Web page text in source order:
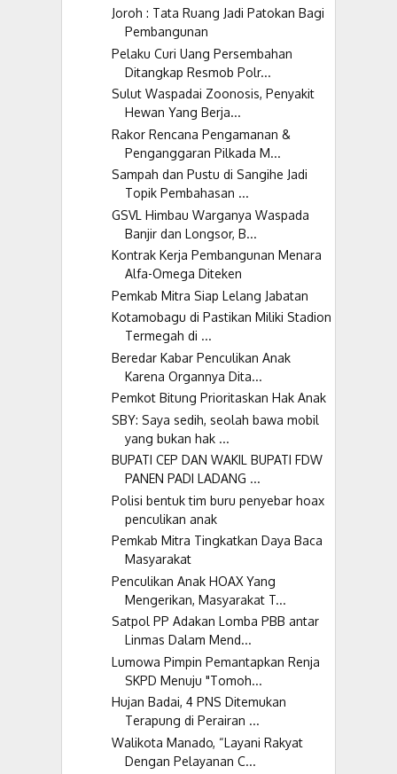
Joroh : Tata Ruang Jadi Patokan Bagi
Pembangunan
Pelaku Curi Uang Persembahan
Ditangkap Resmob Polr...
Sulut Waspadai Zoonosis, Penyakit
Hewan Yang Berja...
Rakor Rencana Pengamanan &
Penganggaran Pilkada M...
Sampah dan Pustu di Sangihe Jadi
Topik Pembahasan ...
GSVL Himbau Warganya Waspada
Banjir dan Longsor, B...
Kontrak Kerja Pembangunan Menara
Alfa-Omega Diteken
Pemkab Mitra Siap Lelang Jabatan
Kotamobagu di Pastikan Miliki Stadion
Termegah di ...
Beredar Kabar Penculikan Anak
Karena Organnya Dita...
Pemkot Bitung Prioritaskan Hak Anak
SBY: Saya sedih, seolah bawa mobil
yang bukan hak ...
BUPATI CEP DAN WAKIL BUPATI FDW
PANEN PADI LADANG ...
Polisi bentuk tim buru penyebar hoax
penculikan anak
Pemkab Mitra Tingkatkan Daya Baca
Masyarakat
Penculikan Anak HOAX Yang
Mengerikan, Masyarakat T...
Satpol PP Adakan Lomba PBB antar
Linmas Dalam Mend...
Lumowa Pimpin Pemantapkan Renja
SKPD Menuju "Tomoh...
Hujan Badai, 4 PNS Ditemukan
Terapung di Perairan ...
Walikota Manado, “Layani Rakyat
Dengan Pelayanan C...